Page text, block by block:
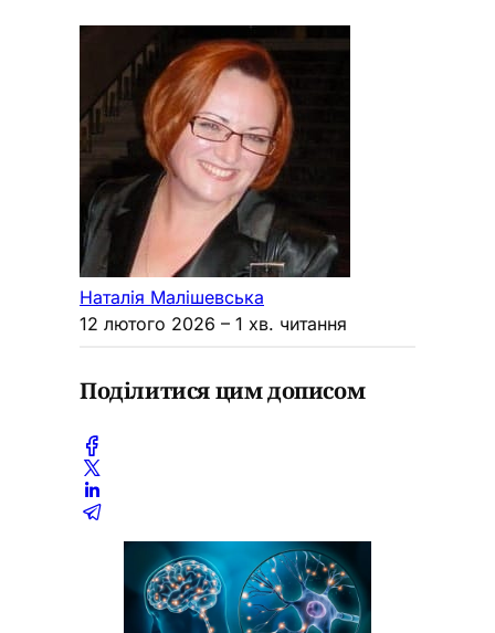
Наталія Малішевська
12 лютого 2026 – 1 хв. читання
Поділитися цим дописом